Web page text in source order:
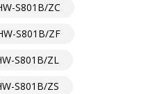
S801B/ZC
S801B/ZF
S801B/ZL
S801B/ZS